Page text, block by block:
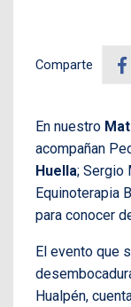
Comparte
En nuestro
acompañan
Huella; Sergio
Equinoterapia
para conocer
El evento que
Hualpén,